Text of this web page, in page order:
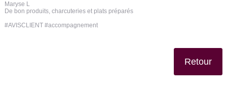
Maryse L
De bon produits, charcuteries et plats préparés
#AVISCLIENT #accompagnement
Retour